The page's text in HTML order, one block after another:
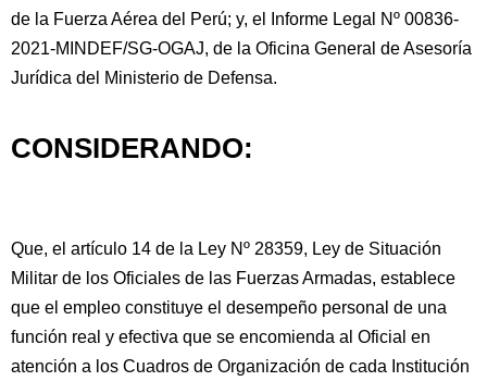
de la Fuerza Aérea del Perú; y, el Informe Legal Nº 00836-
2021-MINDEF/SG-OGAJ, de la Oficina General de Asesoría
Jurídica del Ministerio de Defensa.
CONSIDERANDO:
Que, el artículo 14 de la Ley Nº 28359, Ley de Situación
Militar de los Oficiales de las Fuerzas Armadas, establece
que el empleo constituye el desempeño personal de una
función real y efectiva que se encomienda al Oficial en
atención a los Cuadros de Organización de cada Institución